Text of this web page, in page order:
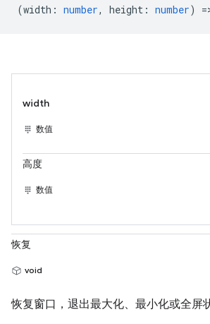
(width : number, height : number)
width
数值
高度
数值
恢复
void
恢复窗口，退出最大化、最小化或全屏